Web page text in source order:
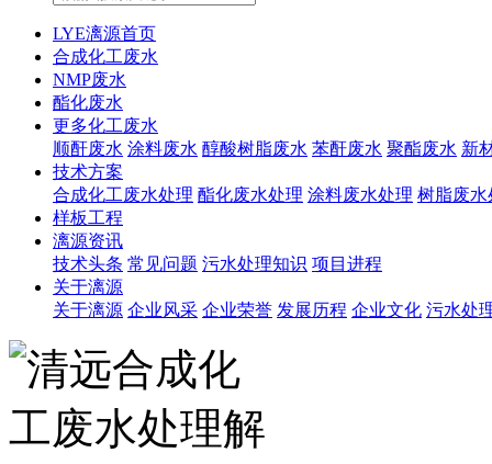
LYE漓源首页
合成化工废水
NMP废水
酯化废水
更多化工废水
顺酐废水 涂料废水 醇酸树脂废水 苯酐废水 聚酯废水 新
技术方案
合成化工废水处理 酯化废水处理 涂料废水处理 树脂废水
样板工程
漓源资讯
技术头条 常见问题 污水处理知识 项目进程
关于漓源
关于漓源 企业风采 企业荣誉 发展历程 企业文化 污水处